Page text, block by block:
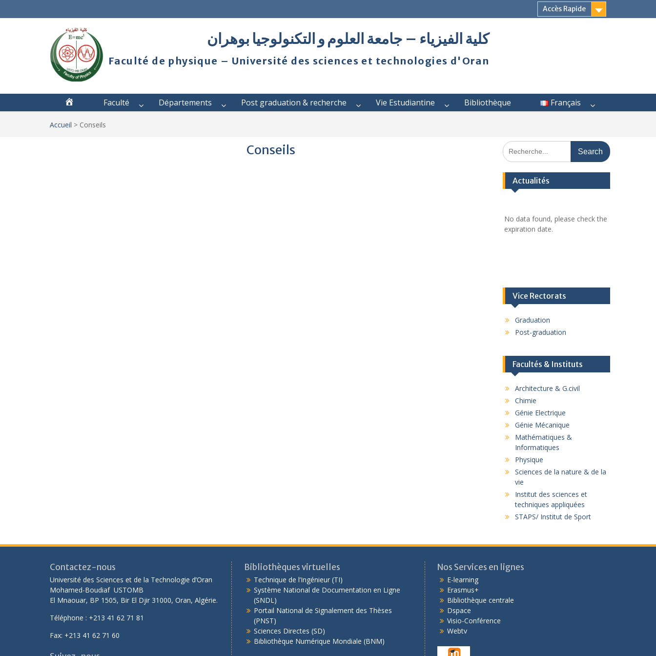
Accès Rapide
كلية الفيزياء – جامعة العلوم و التكنولوجيا بوهران
Faculté de physique – Université des sciences et technologies d'Oran
Faculté Départements Post graduation & recherche Vie Estudiantine Bibliothèque Français
Accueil > Conseils
Conseils
Actualités
No data found, please check the
expiration date.
Vice Rectorats
Graduation
Post-graduation
Facultés & Instituts
Architecture & G.civil
Chimie
Génie Electrique
Génie Mécanique
Mathématiques &
Informatiques
Physique
Sciences de la nature & de la
vie
Institut des sciences et
techniques appliquées
STAPS/ Institut de Sport
Contactez-nous
Université des Sciences et de la Technologie d’Oran
Mohamed-Boudiaf USTOMB
El Mnaouar, BP 1505, Bir El Djir 31000, Oran, Algérie.
Téléphone : +213 41 62 71 81
Fax: +213 41 62 71 60
Bibliothèques virtuelles
Technique de l’Ingénieur (TI)
Système National de Documentation en Ligne
(SNDL)
Portail National de Signalement des Thèses
(PNST)
Sciences Directes (SD)
Bibliothèque Numérique Mondiale (BNM)
Nos Services en lignes
E-learning
Erasmus+
Bibliothèque centrale
Dspace
Visio-Conférence
Webtv